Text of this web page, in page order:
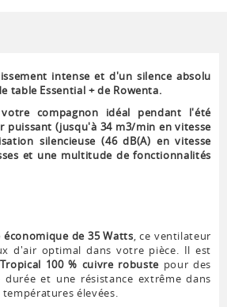
intense et d'un silence absolu
table Essential + de Rowenta.
compagnon idéal pendant l'été
puissant (jusqu'à 34 m3/min en vitesse
silencieuse (46 dB(A) en vitesse
et une multitude de fonctionnalités
économique de 35 Watts, ce ventilateur
d'air optimal dans votre pièce. Il est
100 % cuivre robustepour des
durée et une résistance extrême dans
élevées.